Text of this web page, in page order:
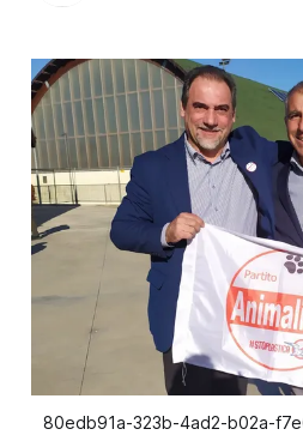
80edb91a-323b-4ad2-b02a-